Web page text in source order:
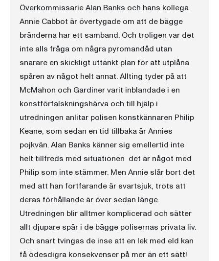
Överkommissarie Alan Banks och hans kollega
Annie Cabbot är övertygade om att de bägge
bränderna har ett samband. Och troligen var det
inte alls fråga om några pyromandåd utan
snarare en skickligt uttänkt plan för att utplåna
spåren av något helt annat. Allting tyder på att
McMahon och Gardiner varit inblandade i en
konstförfalskningshärva och till hjälp i
utredningen anlitar polisen konstkännaren Philip
Keane, som sedan en tid tillbaka är Annies
pojkvän. Alan Banks känner sig emellertid inte
helt tillfreds med situationen  det är något med
Philip som inte stämmer. Men Annie slår bort det
med att han fortfarande är svartsjuk, trots att
deras förhållande är över sedan länge.
Utredningen blir alltmer komplicerad och sätter
allt djupare spår i de bägge polisernas privata liv.
Och snart tvingas de inse att en lek med eld kan
få ödesdigra konsekvenser på mer än ett sätt!